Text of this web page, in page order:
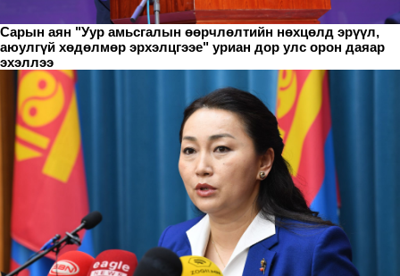
Сарын аян "Уур амьсгалын өөрчлөлтийн нөхцөлд эрүүл,
аюулгүй хөдөлмөр эрхэлцгээе" уриан дор улс орон даяар
эхэллээ